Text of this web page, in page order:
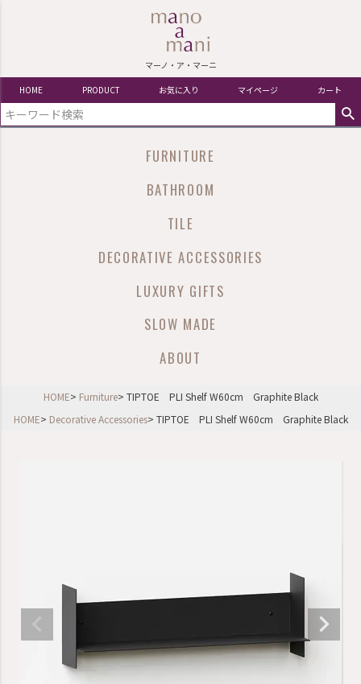
マーノ・ア・マーニ
HOME PRODUCT お気に入り マイページ カート
FURNITURE
BATHROOM
TILE
DECORATIVE ACCESSORIES
LUXURY GIFTS
SLOW MADE
ABOUT
HOME Furniture
TIPTOE PLI Shelf W60cm Graphite Black
HOME
Decorative Accessories TIPTOE PLI Shelf W60cm Graphite Black